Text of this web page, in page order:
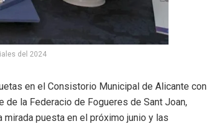
del 2024
en el Consistorio Municipal de Alicante con
de la Federacio de Fogueres de Sant Joan,
puesta en el próximo junio y las